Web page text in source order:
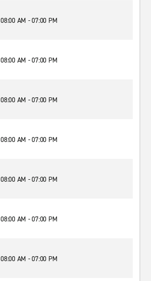
08:00 AM - 07:00 PM
08:00 AM - 07:00 PM
08:00 AM - 07:00 PM
08:00 AM - 07:00 PM
08:00 AM - 07:00 PM
08:00 AM - 07:00 PM
08:00 AM - 07:00 PM